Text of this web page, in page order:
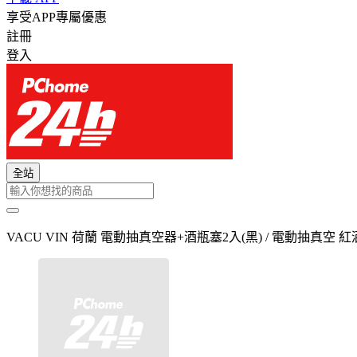
享受APP專屬優惠
註冊
登入
全站
VACU VIN 荷蘭 電動抽真空器+酒瓶塞2入(黑) / 電動抽真空 紅